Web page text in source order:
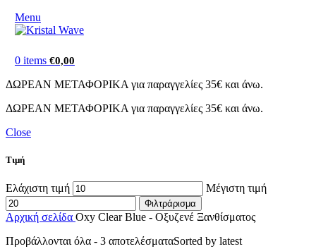
Menu
0 items €0,00
ΔΩΡΕΑΝ ΜΕΤΑΦΟΡΙΚΑ για παραγγελίες 35€ και άνω.
ΔΩΡΕΑΝ ΜΕΤΑΦΟΡΙΚΑ για παραγγελίες 35€ και άνω.
Close
Τιμή
Ελάχιστη τιμή Μέγιστη τιμή
Φιλτράρισμα
Αρχική σελίδα Oxy Clear Blue - Οξυζενέ Ξανθίσματος
Προβάλλονται όλα - 3 αποτελέσματαSorted by latest